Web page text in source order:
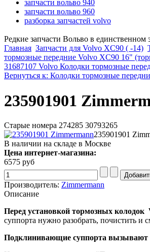
запчасти вольво 940
запчасти вольво 960
разборка запчастей volvo
Редкие запчасти Вольво в единственном
Главная Запчасти для Volvo XC90 ( -14)
тормозные передние Volvo XC90 16"
31687107 Volvo Колодки тормозные
Вернуться к: Колодки тормозные
235901901
Старые номера 274285 30793265
235901901
В наличии на складе в Москве
Цена интернет-магазина:
6575 руб
Производитель: Zimmermann
Описание
Перед установкой тормозных колодок
суппорта нужно разобрать, почистить и
Подклинивающие суппорта вызывают